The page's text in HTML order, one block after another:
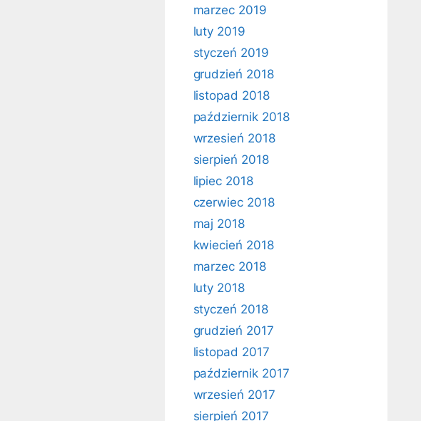
marzec 2019
luty 2019
styczeń 2019
grudzień 2018
listopad 2018
październik 2018
wrzesień 2018
sierpień 2018
lipiec 2018
czerwiec 2018
maj 2018
kwiecień 2018
marzec 2018
luty 2018
styczeń 2018
grudzień 2017
listopad 2017
październik 2017
wrzesień 2017
sierpień 2017